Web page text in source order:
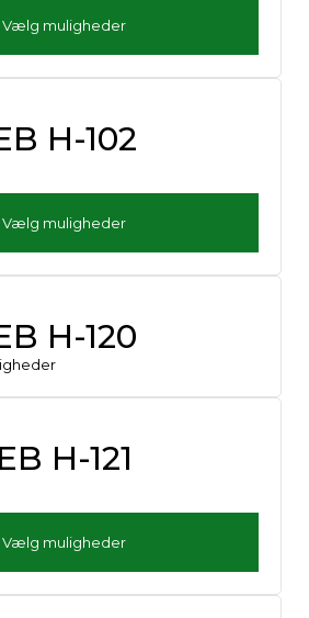
Vælg muligheder
H-102
Vælg muligheder
H-120
EB H-121
Vælg muligheder